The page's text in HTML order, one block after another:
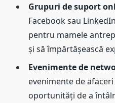
Grupuri de suport
Facebook sau
pentru mamele
și să împărtășească
Evenimente de
evenimente de
oportunități de a